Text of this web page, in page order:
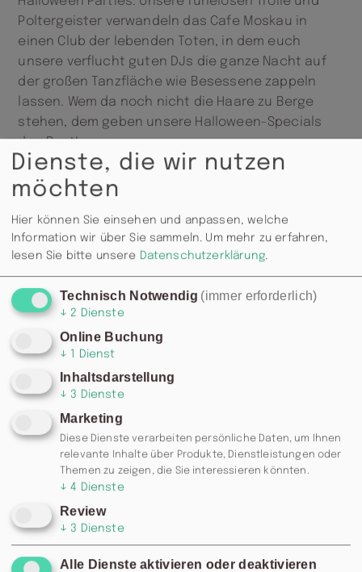
Poltergeister verwandeln das Cafe Moskau in
einen Club der lebenden Toten, in dem euch
unsere verflucht guten DJs die ganze Nacht auf
der großen Tanzfläche wie Besessene zappeln
lassen. Wem da noch nicht die Haare zu Berge
stehen, dem geben unsere Halloween-Specials
den Rest!
Musik: Alles, was Spass macht
2 Std. Kostenloses Billard für alle Partygäste*
Feuriges vom Höllengrill
Grusel-Häppchen for free
* Dieses Angebot gilt pro Billardtisch/
Dienste, die wir nutzen
möchten
Hier können Sie einsehen und anpassen, welche
Information wir über Sie sammeln. Um mehr zu erfahren,
lesen Sie bitte unsere Datenschutzerklärung.
Technisch Notwendig (immer erforderlich)
↓ 2 Dienste
Online Buchung
↓ 1 Dienst
Inhaltsdarstellung
↓ 3 Dienste
Marketing
Diese Dienste verarbeiten persönliche Daten, um Ihnen
relevante Inhalte über Produkte, Dienstleistungen oder
Themen zu zeigen, die Sie interessieren könnten.
↓ 4 Dienste
Review
↓ 3 Dienste
Alle Dienste aktivieren oder deaktivieren